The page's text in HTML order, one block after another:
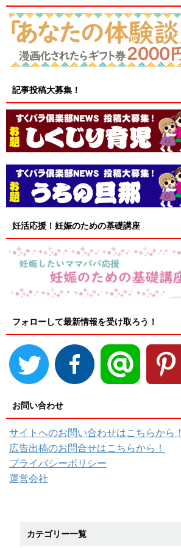
記事投稿大募集！
妊活応援！妊娠のための基礎講座
フォローして最新情報を受け取ろう！
お問い合わせ
サイトへのお問い合わせはこちらから！
広告出稿のお問合せはこちらから！
プライバシーポリシー
運営会社
カテゴリー一覧